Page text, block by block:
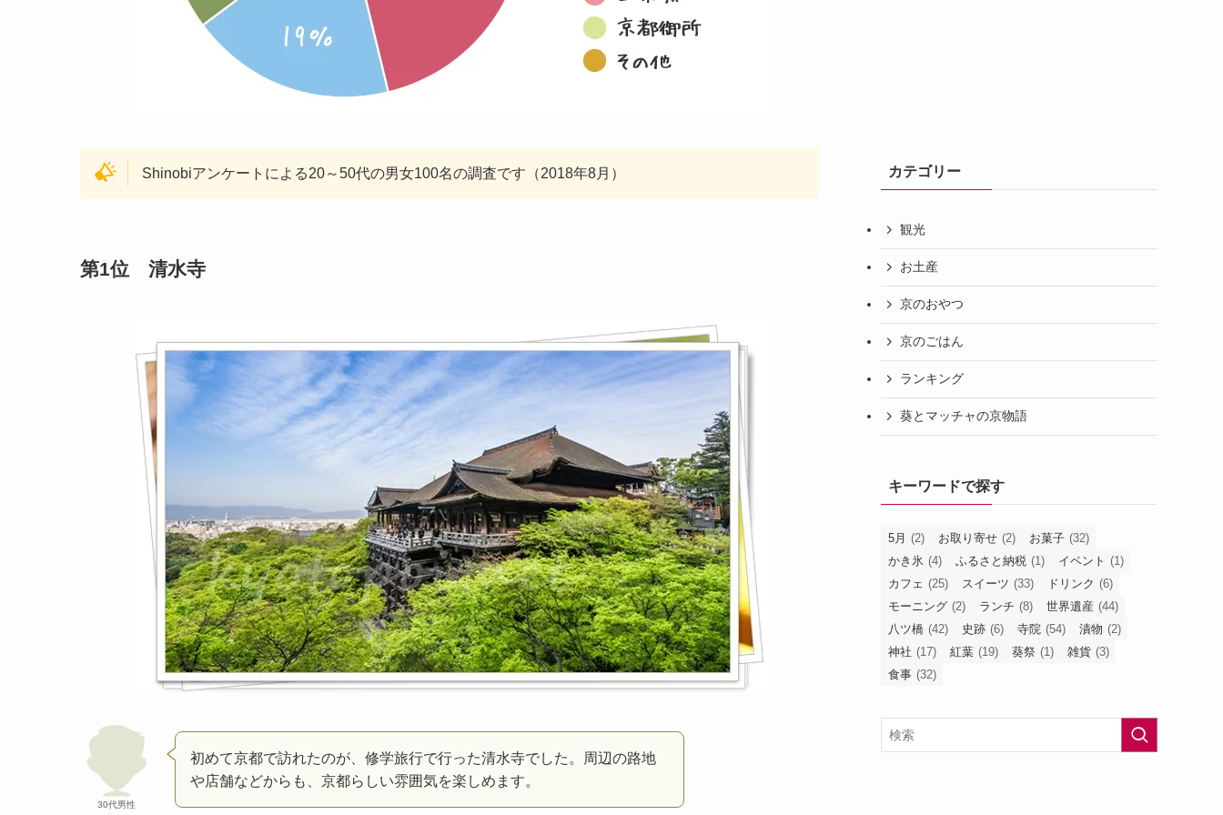
Shinobiアンケートによる20～50代の男女100名の調査です（2018年8月）
第1位 清水寺
30代男性
初めて京都で訪れたのが、修学旅行で行った清水寺でした。周辺の路地
や店舗などからも、京都らしい雰囲気を楽しめます。
カテゴリー
観光
お土産
京のおやつ
京のごはん
ランキング
葵とマッチャの京物語
キーワードで探す
5月 (2) お取り寄せ (2) お菓子 (32)
かき氷 (4) ふるさと納税 (1) イベント (1)
カフェ (25) スイーツ (33) ドリンク (6)
モーニング (2) ランチ (8) 世界遺産 (44)
八ツ橋 (42) 史跡 (6) 寺院 (54) 漬物 (2)
神社 (17) 紅葉 (19) 葵祭 (1) 雑貨 (3)
食事 (32)